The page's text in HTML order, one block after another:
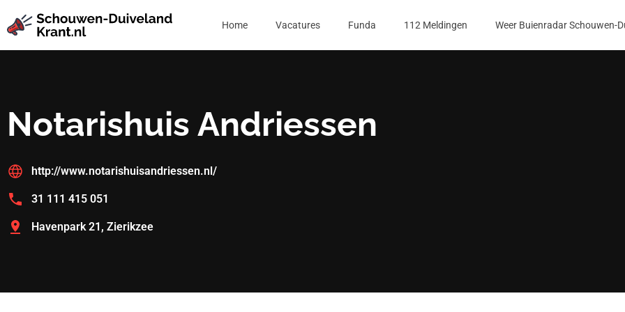
Home Vacatures Funda 112 Meldingen Weer Buienradar Schouwen-
Notarishuis Andriessen
http://www.notarishuisandriessen.nl/
31 111 415 051
Havenpark 21, Zierikzee